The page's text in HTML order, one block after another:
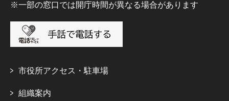
※一部の窓口では開庁時間が異なる場合があります
市役所アクセス・駐車場
組織案内